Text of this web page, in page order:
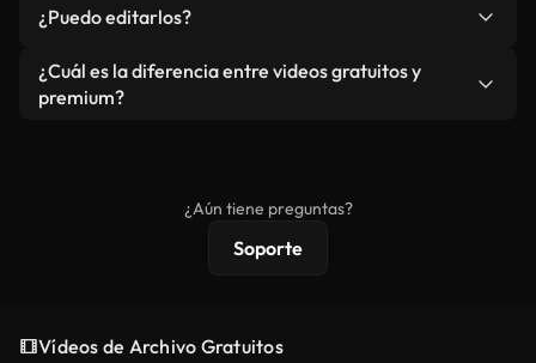
independiente.
agua. Obtendrá metraje limpio y listo para usar en
cada descarga.
¿Puedo editarlos?
Sí. Eres libre de recortar o mezclar nuestros
vídeos. Solo asegúrese de que el producto final no
¿Cuál es la diferencia entre videos gratuitos y
premium?
protecciones de licencia extendidas.
¿Aún tiene preguntas?
Soporte
Vídeos de Archivo Gratuitos